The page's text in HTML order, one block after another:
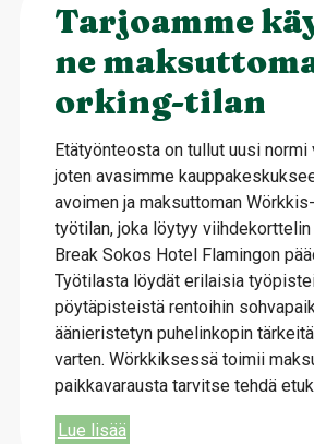
Tarjoamme
ne
orking-tilan
Etätyönteosta on tullut uusi normi
joten avasimme
avoimen ja maksuttoman
työtilan, joka löytyy
Break Sokos Hotel Flamingon
Työtilasta löydät erilaisia
pöytäpisteistä rentoihin
äänieristetyn puhelinkopin
varten. Wörkkiksessä toimii
paikkavarausta tarvitse tehdä
Lue lisää